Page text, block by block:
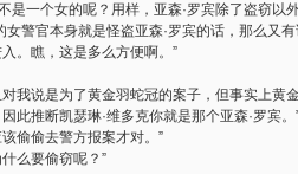
是一个女的呢？用样，亚森·罗宾除了盗窃以
警官本身就是怪盗亚森·罗宾的话，那么又
。瞧，这是多么方便啊。”
我说是为了黄金羽蛇冠的案子，但事实上黄
此推断凯瑟琳·维多克你就是那个亚森·罗宾。
偷偷去警方报案才对。”
么要偷窃呢？”